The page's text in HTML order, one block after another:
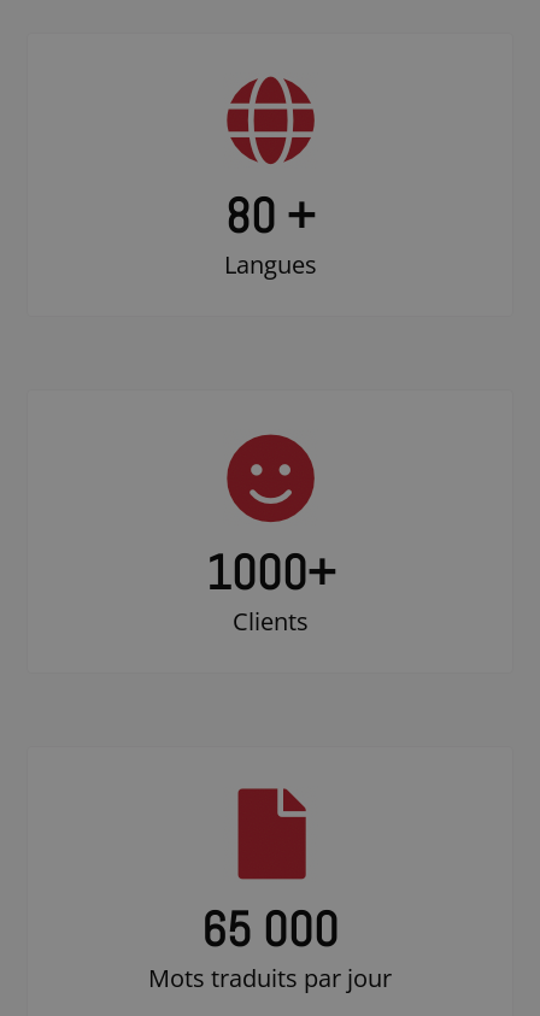
80 +
Langues
1000+
Clients
65 000
Mots traduits par jour